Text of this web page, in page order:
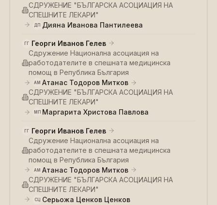
СДРУЖЕНИЕ "БЪЛГАРСКА АСОЦИАЦИЯ НА
СПЕШНИТЕ ЛЕКАРИ"
ДП Дияна Иванова Пантилеева
ГГ Георги Иванов Гелев
Сдружение Национална асоциация на
работодателите в спешната медицинска
помощ в Република България
АМ Атанас Тодоров Митков
СДРУЖЕНИЕ "БЪЛГАРСКА АСОЦИАЦИЯ НА
СПЕШНИТЕ ЛЕКАРИ"
МП Маргарита Христова Павлова
ГГ Георги Иванов Гелев
Сдружение Национална асоциация на
работодателите в спешната медицинска
помощ в Република България
АМ Атанас Тодоров Митков
СДРУЖЕНИЕ "БЪЛГАРСКА АСОЦИАЦИЯ НА
СПЕШНИТЕ ЛЕКАРИ"
СЦ Серьожа Ценков Ценков